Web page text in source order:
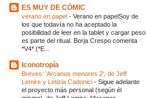
ES MUY DE CÓMIC
verano en papel - Verano en papelSoy de
los que todavía no ha aceptado la
posibilidad de leer en la tablet y cargar peso
es parte del ritual. Borja Crespo comenta
*V4* (*E...
Iconotropía
Breves: 'Arcanos menores 2', de Jeff
Lemire y Letizia Cadonici - Sigue adelante
el proyecto más personal (según él